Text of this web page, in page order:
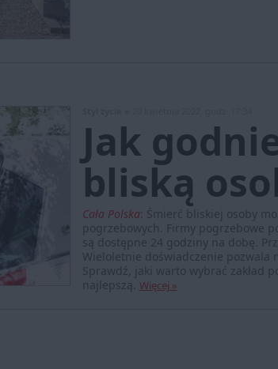
Jak
bliską
Cała Polska Śmierć bliskiej osoby
pogrzebowych. Firmy pogrzebowe
są dostępne 24 godziny na dobę.
Wieloletnie doświadczenie pozwala
Sprawdź, jaki warto wybrać zakład
najlepszą. Więcej »